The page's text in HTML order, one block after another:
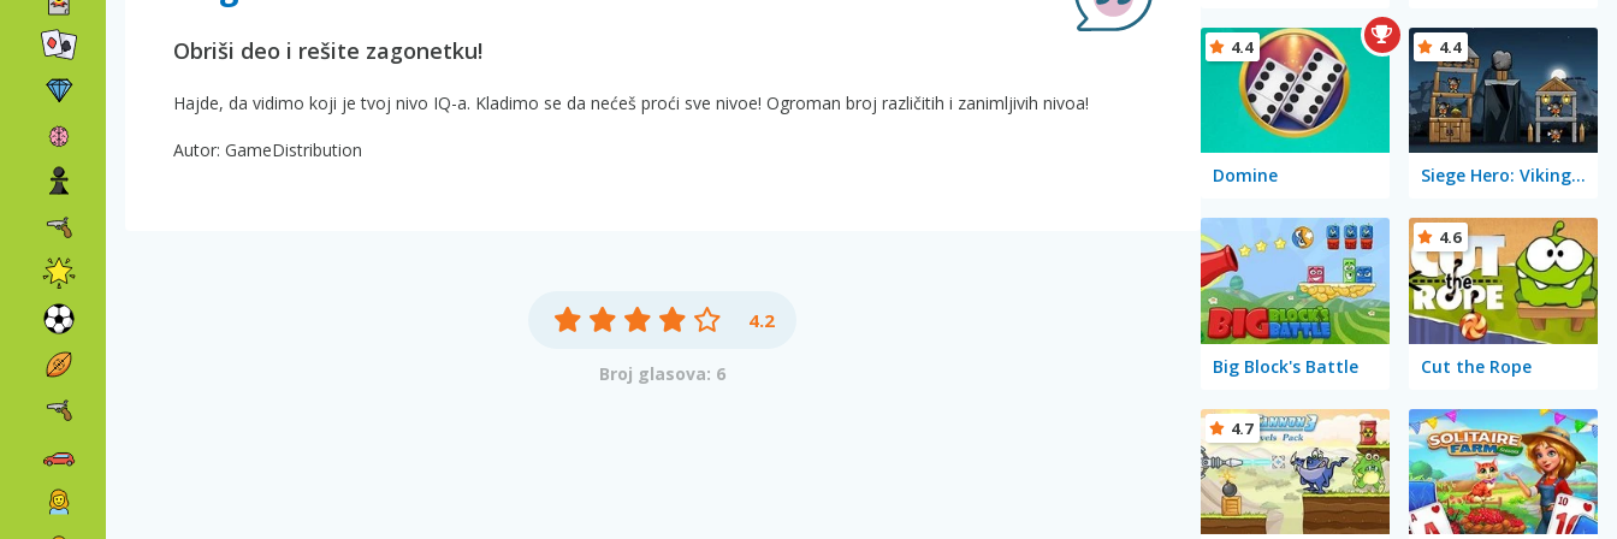
Obriši deo i rešite zagonetku!
Hajde, da vidimo koji je tvoj nivo IQ-a. Kladimo se da nećeš proći sve nivoe! Ogroman broj različitih i zanimljivih nivoa!
Autor: GameDistribution
4.2
Broj glasova: 6
Domine
4.4
Siege Hero: Viking Vengeance
4.4
Big Block's Battle Cut the Rope
4.6
4.7